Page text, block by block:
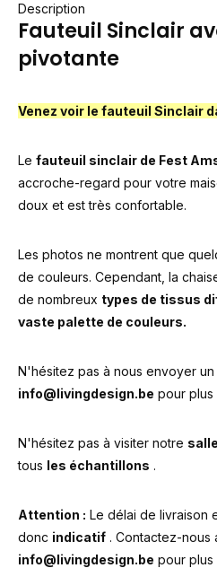
Description
Fauteuil Sinclair
pivotante
Venez voir le fauteuil Sinclair
Le fauteuil sinclair de Fest
accroche-regard pour votre
doux et est très confortable.
Les photos ne montrent que
de couleurs. Cependant, la
de nombreux types de tissus
vaste palette de couleurs.
N'hésitez pas à nous envoyer un
info@livingdesign.be pour plus
N'hésitez pas à visiter notre
tous les échantillons .
Attention : Le délai de livraison
donc indicatif . Contactez-nous
info@livingdesign.be pour plus